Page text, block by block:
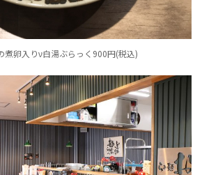
煮卵入りν白湯ぶらっく900円(税込)